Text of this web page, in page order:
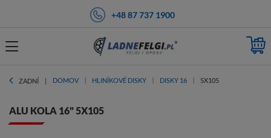
+48 87 737 1900
ZADNÍ DOMOV HLINÍKOVÉ DISKY DISKY 16 5X105
ALU KOLA 16" 5X105